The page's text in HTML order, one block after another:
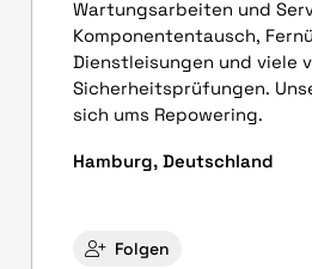
Wartungsarbeiten und
Komponententausch,
Dienstleisungen und viele
Sicherheitsprüfungen.
sich ums Repowering.
Hamburg, Deutschland
Folgen